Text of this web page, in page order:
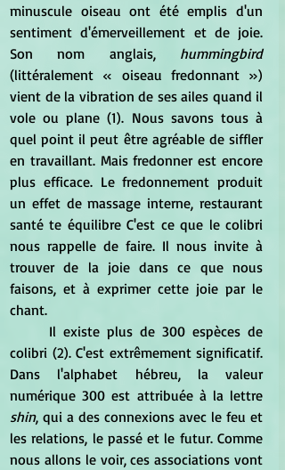
minuscule oiseau ont été emplis d'un
sentiment d'émerveillement et de joie.
Son nom anglais,
hummingbird
(littéralement « oiseau fredonnant »)
vient de la vibration de ses ailes quand il
vole ou plane (1). Nous savons tous à
quel point il peut être agréable de siffler
en travaillant. Mais fredonner est encore
plus efficace. Le fredonnement produit
un effet de massage interne, restaurant
santé te équilibre C'est ce que le colibri
nous rappelle de faire. Il nous invite à
trouver de la joie dans ce que nous
faisons, et à exprimer cette joie par le
chant.
colibri (2). C'est extrêmement significatif.
Dans l'alphabet hébreu, la valeur
shin, qui a des connexions avec le feu et
les relations, le passé et le futur. Comme
nous allons le voir, ces associations vont